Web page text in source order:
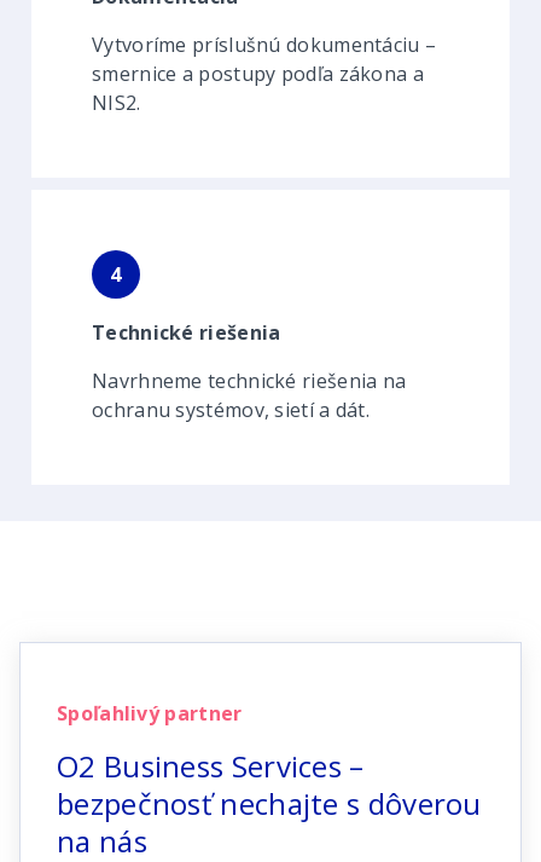
Vytvoríme príslušnú dokumentáciu –
smernice a postupy podľa zákona a
NIS2.
4
Technické riešenia
Navrhneme technické riešenia na
ochranu systémov, sietí a dát.
Spoľahlivý partner
O2 Business Services –
bezpečnosť nechajte s dôverou
na nás